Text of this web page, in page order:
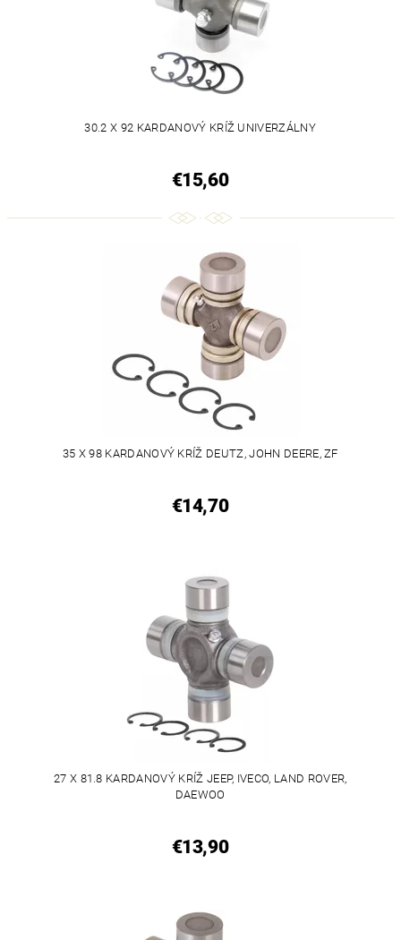
30.2 X 92 KARDANOVÝ KRÍŽ UNIVERZÁLNY
€15,60
35 X 98 KARDANOVÝ KRÍŽ DEUTZ, JOHN DEERE, ZF
€14,70
27 X 81.8 KARDANOVÝ KRÍŽ JEEP, IVECO, LAND ROVER,
DAEWOO
€13,90